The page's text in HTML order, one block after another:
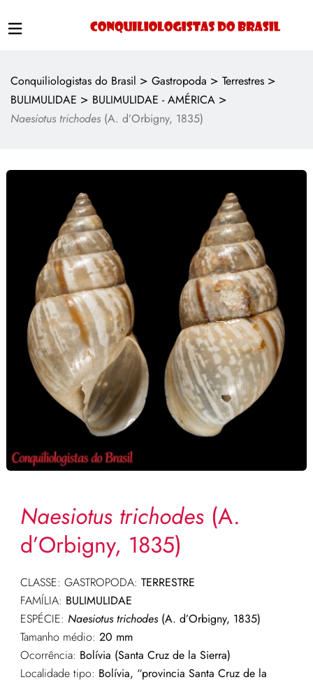
Conquiliologistas do Brasil > Gastropoda > Terrestres >
BULIMULIDAE > BULIMULIDAE - AMÉRICA >
Naesiotus trichodes (A. d’Orbigny, 1835)
Naesiotus trichodes (A.
d’Orbigny, 1835)
CLASSE: GASTROPODA: TERRESTRE
FAMÍLIA: BULIMULIDAE
ESPÉCIE: Naesiotus trichodes(A. d’Orbigny, 1835)
Tamanho médio: 20 mm
Ocorrência: Bolívia (Santa Cruz de la Sierra)
Localidade tipo: Bolívia, “provincia Santa Cruz de la